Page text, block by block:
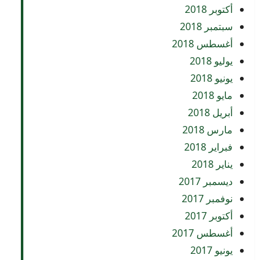
أكتوبر 2018
سبتمبر 2018
أغسطس 2018
يوليو 2018
يونيو 2018
مايو 2018
أبريل 2018
مارس 2018
فبراير 2018
يناير 2018
ديسمبر 2017
نوفمبر 2017
أكتوبر 2017
أغسطس 2017
يونيو 2017